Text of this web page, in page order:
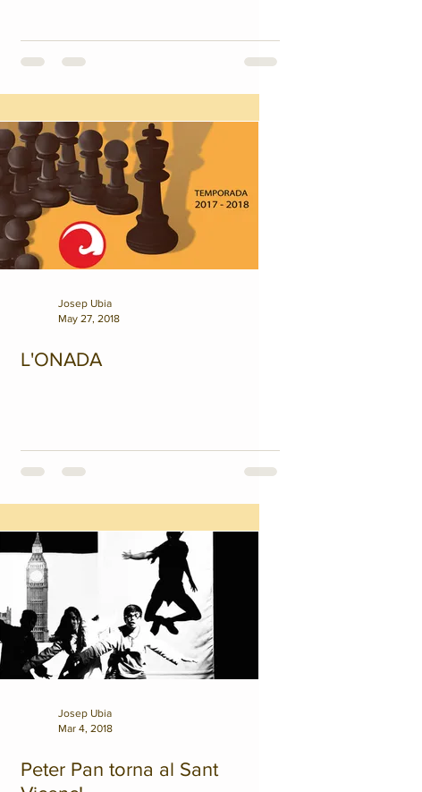
Josep Ubia
May 27, 2018
L'ONADA
Josep Ubia
Mar 4, 2018
Peter Pan torna al Sant